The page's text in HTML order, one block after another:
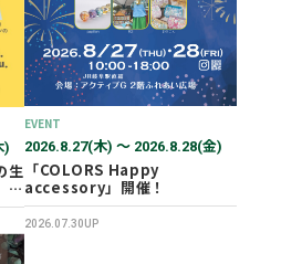
)
生
EVENT
2026.8.27(木) 〜 2026.8.28(金)
「COLORS Happy
accessory」開催！
2026.07.30UP